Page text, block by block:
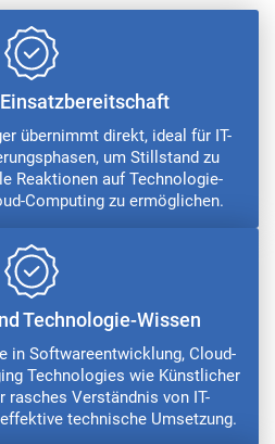
übernimmt direkt, ideal für IT-
um Stillstand zu
Reaktionen auf Technologie-
Computing zu ermöglichen.
Technologie-Wissen
in Softwareentwicklung, Cloud-
Technologies wie Künstlicher
rasches Verständnis von IT-
technische Umsetzung.